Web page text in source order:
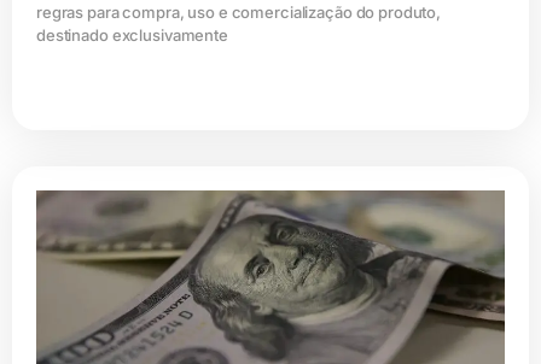
regras para compra, uso e comercialização do produto,
destinado exclusivamente